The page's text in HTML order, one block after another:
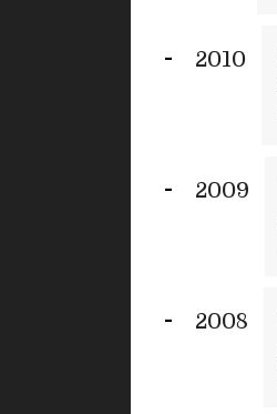
2010
2009
2008